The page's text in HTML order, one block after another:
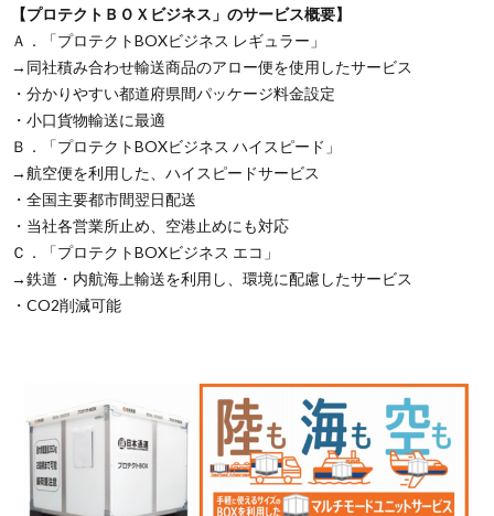
【プロテクトＢＯＸビジネス」のサービス概要】
Ａ．「プロテクトBOXビジネス レギュラー」
→同社積み合わせ輸送商品のアロー便を使用したサービス
・分かりやすい都道府県間パッケージ料金設定
・小口貨物輸送に最適
Ｂ．「プロテクトBOXビジネス ハイスピード」
→航空便を利用した、ハイスピードサービス
・全国主要都市間翌日配送
・当社各営業所止め、空港止めにも対応
Ｃ．「プロテクトBOXビジネス エコ」
→鉄道・内航海上輸送を利用し、環境に配慮したサービス
・CO2削減可能